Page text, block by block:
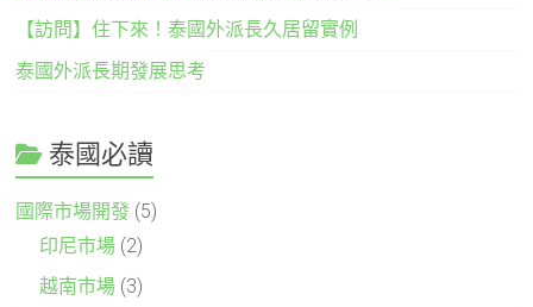
【訪問】住下來！泰國外派長久居留實例
泰國外派長期發展思考
泰國必讀
國際市場開發 (5)
印尼市場 (2)
越南市場 (3)